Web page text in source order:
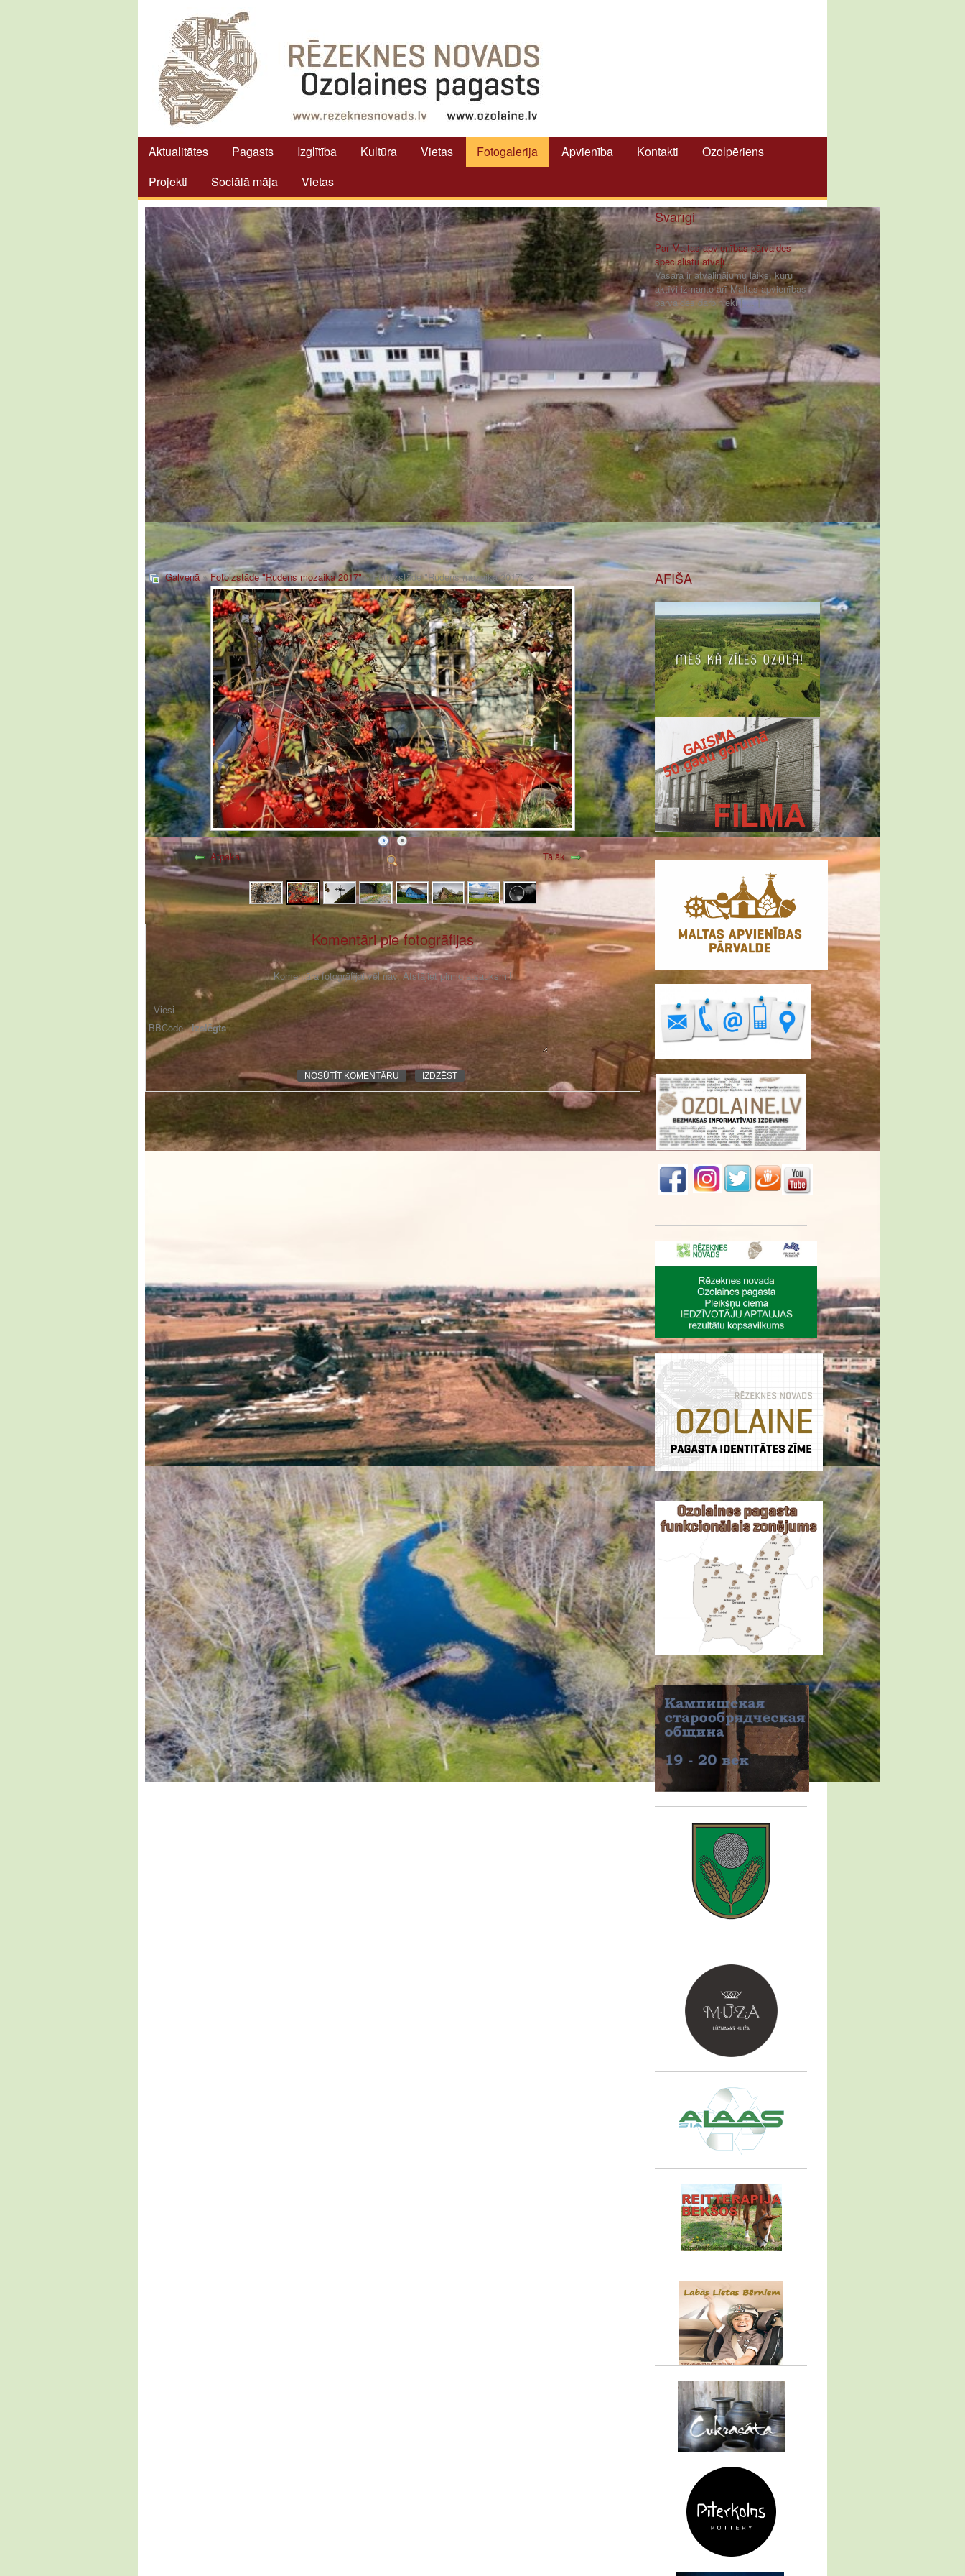
Aktualitātes Pagasts Izglītība Kultūra Vietas Fotogalerija Apvienība Kontakti
Ozolpēriens
Projekti
Sociālā māja Vietas
Svarīgi
Par Maltas apvienības pārvaldes
speciālistu atvaļi...
Vasara ir atvaļinājumu laiks, kuru
aktīvi izmanto arī Maltas apvienības
pārvaldes darbinieki [ ... ]
Galvenā»Fotoizstāde "Rudens mozaika 2017"» Fotoizstāde "Rudens mozaika 2017"_2
Atpakaļ Tālāk
Komentāri pie fotogrāfijas
Komentāra fotogrāfijai vēl nav. Atstājiet pirmo atsauksmi!
BBCode -izslēgts
AFIŠA